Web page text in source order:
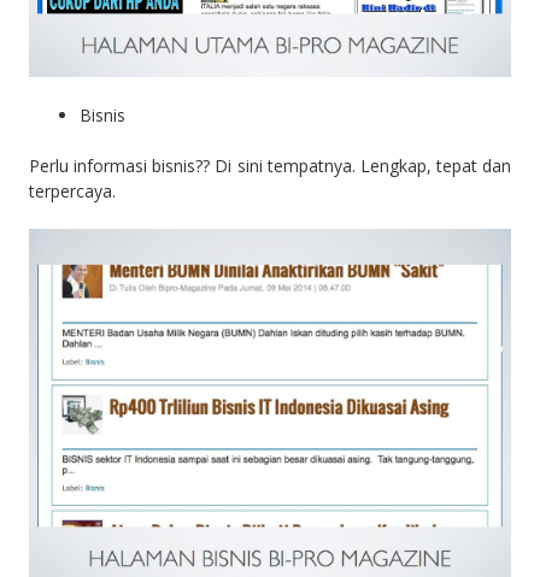
Bisnis
Perlu informasi bisnis?? Di sini tempatnya. Lengkap, tepat dan
terpercaya.